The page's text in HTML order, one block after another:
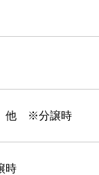
他 ※分譲時
時